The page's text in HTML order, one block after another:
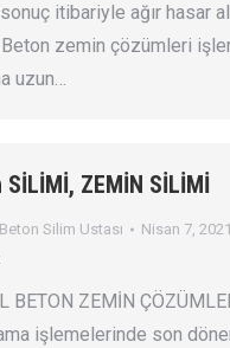
itibariyle ağır hasar
zemin çözümleri
uzun…
ZEMİN SİLİMİ
Beton Silim Ustası
Nisan 7, 2021
BETON ZEMİN
işlemelerinde son